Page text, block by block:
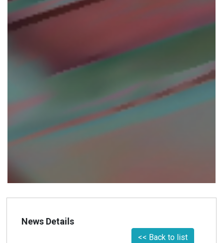
News Details
<< Back to list